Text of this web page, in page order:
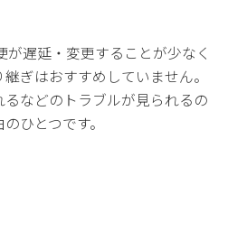
遅延・変更することが少なく
ぎはおすすめしていません。
などのトラブルが見られるの
ひとつです。